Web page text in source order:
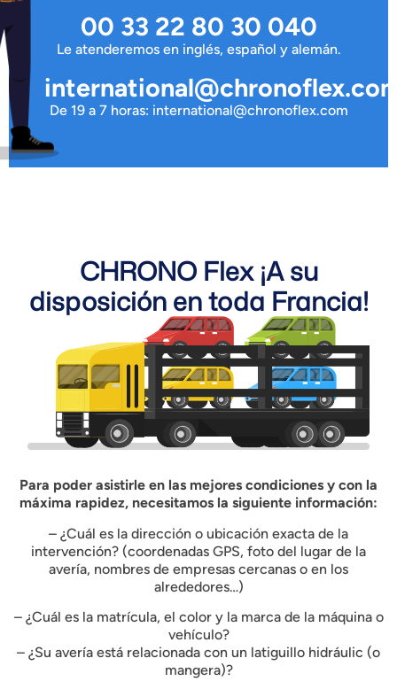
00 33 22 80 30 040
Le atenderemos en inglés, español y alemán.
De 19 a 7 horas: international@chronoflex.com
CHRONO Flex ¡A su
disposición en toda Francia!
Para poder asistirle en las mejores condiciones y con la
máxima rapidez, necesitamos la siguiente información:
– ¿Cuál es la dirección o ubicación exacta de la
intervención? (coordenadas GPS, foto del lugar de la
avería, nombres de empresas cercanas o en los
alrededores…)
– ¿Cuál es la matrícula, el color y la marca de la máquina o
vehículo?
– ¿Su avería está relacionada con un latiguillo hidráulic (o
mangera)?